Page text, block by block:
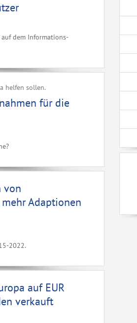
dem Informations-
helfen sollen.
für die
von
Adaptionen
2022.
auf EUR
verkauft